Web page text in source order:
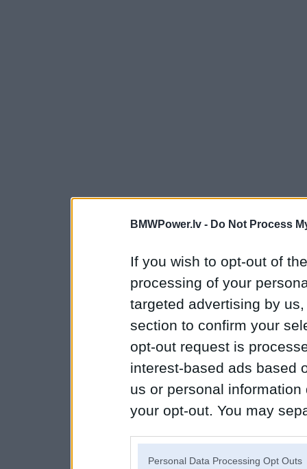
BMWPower.lv - Do Not Process
If you wish to opt-out of
processing of your
targeted advertising by
section to confirm your
opt-out request is
interest-based ads based
us or personal
your opt-out. You may
Personal Data Processing Opt Outs